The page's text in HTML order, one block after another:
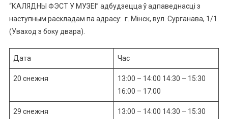
“КАЛЯДНЫ ФЭСТ У МУЗЕІ” адбудзецца ў адпаведнасці з
наступным раскладам па адрасу: г. Мінск, вул. Сурганава, 1/1.
(Уваход з боку двара).
Дата Час
20 снежня
13:00 – 14:00 14:30 – 15:30
16:00 – 17:00
29 снежня
13:00 – 14:00 14:30 – 15:30